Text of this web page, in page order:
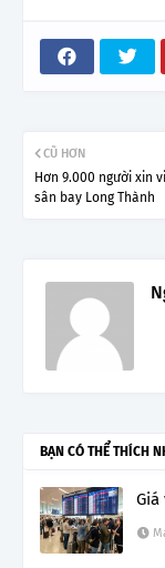
CŨ HƠN
Hơn 9.000 người xin
sân bay Long Thành
BẠN CÓ THỂ THÍCH
Giá